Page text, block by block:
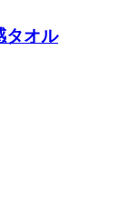
タオル